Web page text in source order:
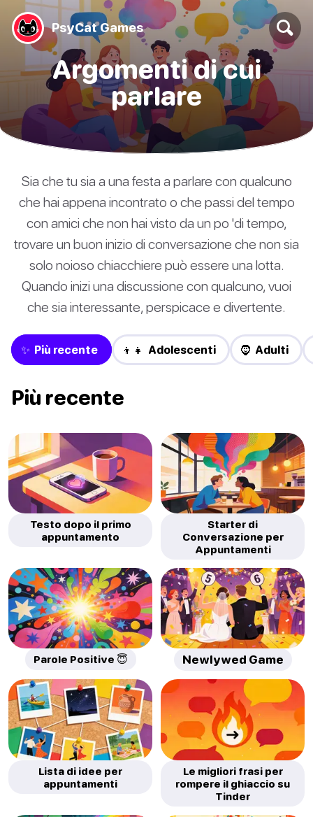
PsyCat Games
Argomenti di cui
parlare
Sia che tu sia a una festa a parlare con qualcuno
che hai appena incontrato o che passi del tempo
con amici che non hai visto da un po 'di tempo,
trovare un buon inizio di conversazione che non sia
solo noioso chiacchiere può essere una lotta.
Quando inizi una discussione con qualcuno, vuoi
che sia interessante, perspicace e divertente.
✨ Più recente 👦👧 Adolescenti 🧔 Adulti
Più recente
Testo dopo il primo
appuntamento
Starter di
Conversazione per
Appuntamenti
Parole Positive 😇 Newlywed Game
Lista di idee per
appuntamenti
Le migliori frasi per
rompere il ghiaccio su
Tinder